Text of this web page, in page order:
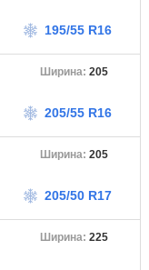
195/55 R16
205
205/55 R16
205
205/50 R17
225